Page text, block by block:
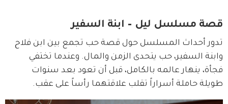
قصة مسلسل ليل – ابنة السفير
تدور أحداث المسلسل حول قصة حب تجمع بين ابن فلاح
وابنة السفير، حب يتحدى الزمن والمال. وعندما تختفي
فجأة، ينهار عالمه بالكامل، قبل أن تعود بعد سنوات
طويلة حاملة أسراراً تقلب علاقتهما رأساً على عقب.